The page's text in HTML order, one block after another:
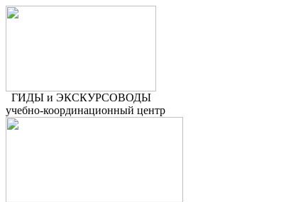
ГИДЫ и ЭКСКУРСОВОДЫ
учебно-координационный центр